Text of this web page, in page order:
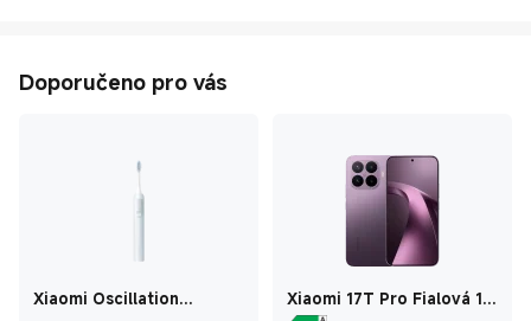
Doporučeno pro vás
Xiaomi Oscillation
Xiaomi 17T Pro Fialová 12